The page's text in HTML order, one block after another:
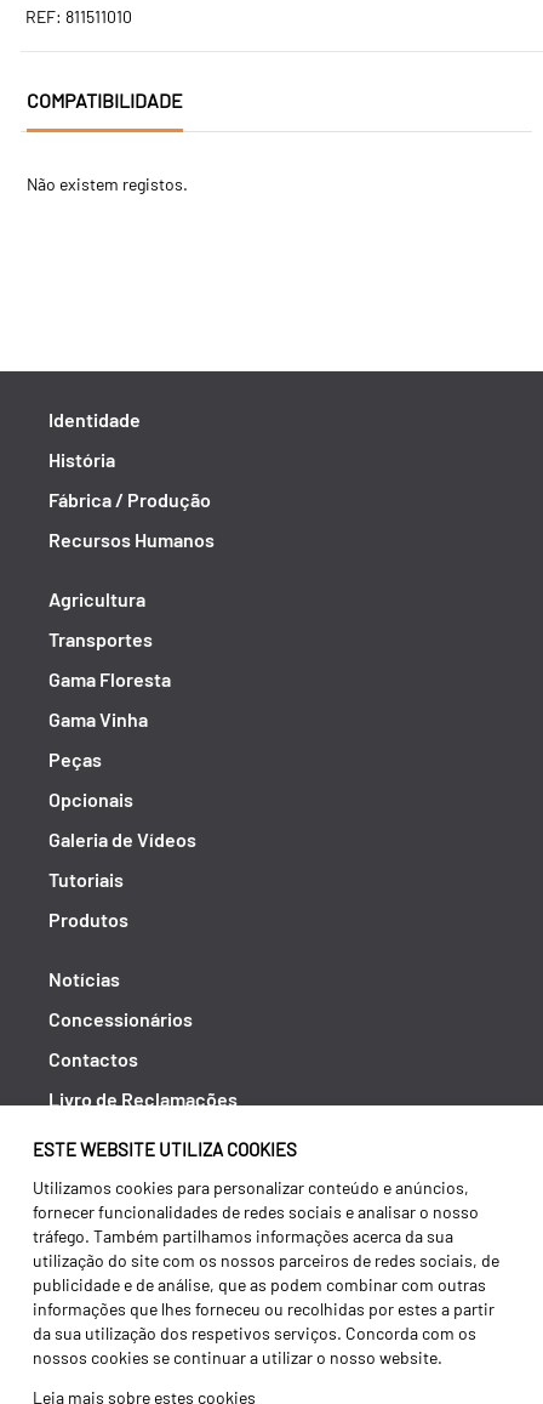
ESTE WEBSITE UTILIZA COOKIES
Utilizamos cookies para personalizar conteúdo e anúncios,
fornecer funcionalidades de redes sociais e analisar o nosso
tráfego. Também partilhamos informações acerca da sua
utilização do site com os nossos parceiros de redes sociais, de
publicidade e de análise, que as podem combinar com outras
informações que lhes forneceu ou recolhidas por estes a partir
da sua utilização dos respetivos serviços. Concorda com os
nossos cookies se continuar a utilizar o nosso website.
Leia mais sobre estes cookies
REF: 811511010
COMPATIBILIDADE
Não existem registos.
Identidade
História
Fábrica / Produção
Recursos Humanos
Agricultura
Transportes
Gama Floresta
Gama Vinha
Peças
Opcionais
Galeria de Vídeos
Tutoriais
Produtos
Notícias
Concessionários
Contactos
Livro de Reclamações
Política de Privacidade
Canal de Denúncias (RGPC)
Termos e condições